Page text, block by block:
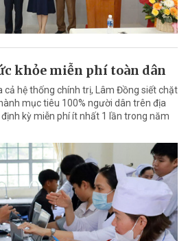
khỏe miễn phí toàn dân
cả hệ thống chính trị, Lâm Đồng siết chặt
mục tiêu 100% người dân trên địa
kỳ miễn phí ít nhất 1 lần trong năm